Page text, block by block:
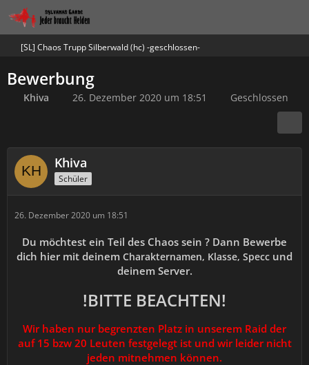
[SL] Chaos Trupp Silberwald (hc) -geschlossen-
Bewerbung
Khiva 26. Dezember 2020 um 18:51 Geschlossen
Khiva
Schüler
26. Dezember 2020 um 18:51
Du möchtest ein Teil des Chaos sein ? Dann Bewerbe
dich hier mit deinem Charakternamen, Klasse, Specc und
deinem Server.
!BITTE BEACHTEN!
Wir haben nur begrenzten Platz in unserem Raid der
auf 15 bzw 20 Leuten festgelegt ist und wir leider nicht
jeden mitnehmen können.